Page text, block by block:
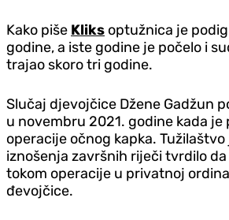
Kako piše Kliks optužnica je
godine, a iste godine je počelo i
trajao skoro tri godine.
Slučaj djevojčice Džene Gadžun
u novembru 2021. godine kada je
operacije očnog kapka.
iznošenja završnih riječi tvrdilo
tokom operacije u privatnoj
đevojčice.